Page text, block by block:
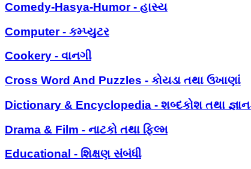
Comedy-Hasya-Humor - હાસ્ય
Computer - કમ્પ્યુટર
Cookery - વાનગી
Cross Word And Puzzles - કોયડા તથા ઉખાણાં
Dictionary & Encyclopedia - શબ્દકોશ તથા
Drama & Film - નાટકો તથા ફિલ્મ
Educational - શિક્ષણ સંબંધી